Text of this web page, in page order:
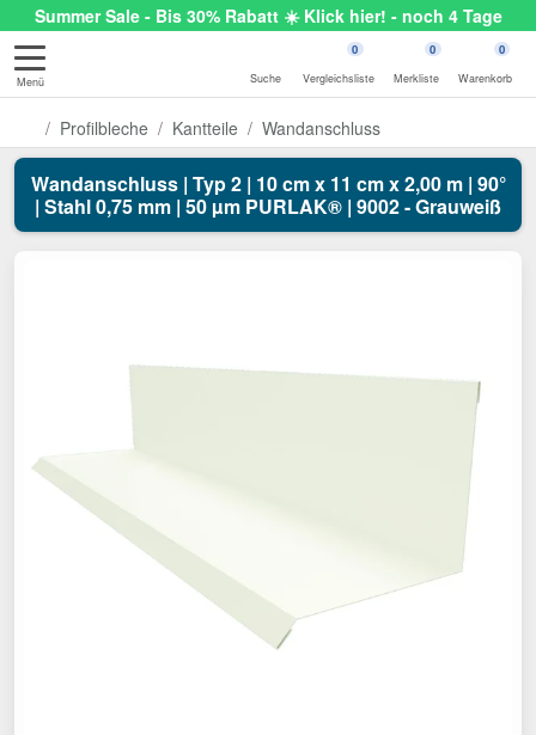
Summer Sale - Bis 30% Rabatt ☀️ Klick hier! - noch 4 Tage
Menü Suche
0
Vergleichsliste
0
Merkliste
0
Warenkorb
Profilbleche Kantteile Wandanschluss
Wandanschluss | Typ 2 | 10 cm x 11 cm x 2,00 m | 90°
| Stahl 0,75 mm | 50 µm PURLAK® | 9002 - Grauweiß